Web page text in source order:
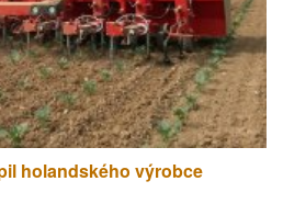
holandského výrobce